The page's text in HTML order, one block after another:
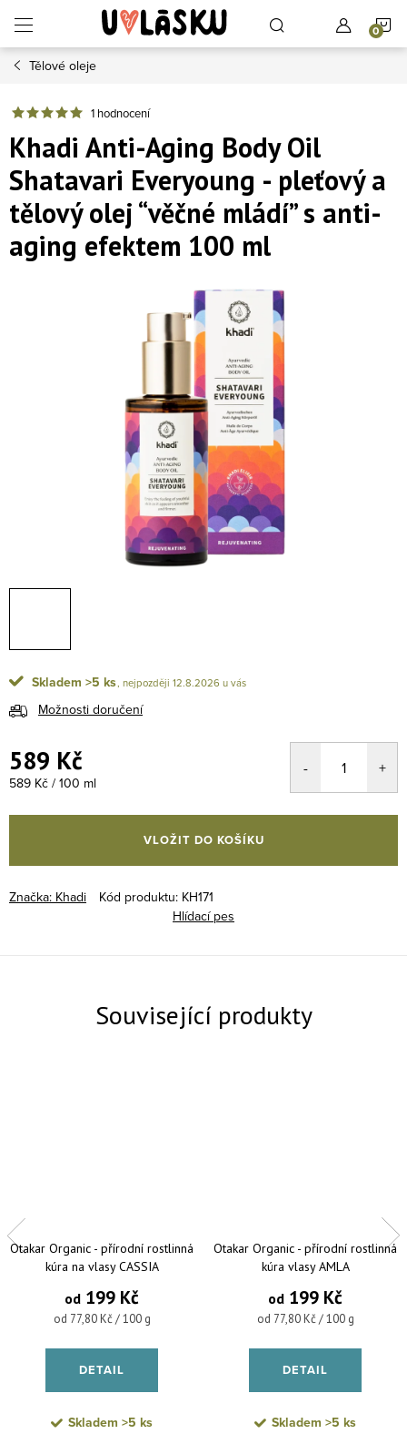
Tělové oleje
1 hodnocení
Khadi Anti-Aging Body Oil
Shatavari Everyoung - pleťový a
tělový olej “věčné mládí” s anti-
aging efektem 100 ml
Skladem >5 ks 12.8.2026
Možnosti doručení
589 Kč
Měrná cena:
589 Kč / 100 ml
VLOŽIT DO KOŠÍKU
Značka: Khadi Kód produktu: KH171
Hlídací pes
Související produkty
Otakar Organic - přírodní rostlinná
kúra na vlasy CASSIA
od 199 Kč
Měrná cena:
od 77,80 Kč / 100 g
DETAIL
Skladem >5 ks
Otakar Organic - přírodní rostlinná
kúra vlasy AMLA
od 199 Kč
Měrná cena:
od 77,80 Kč / 100 g
DETAIL
Skladem >5 ks